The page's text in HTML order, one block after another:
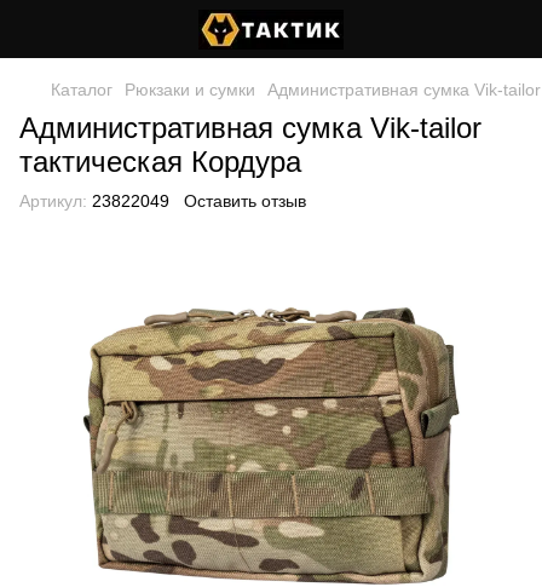
Каталог Рюкзаки и сумки Административная сумка Vik-
Административная сумка Vik-tailor
тактическая Кордура
Артикул: 23822049 Оставить отзыв